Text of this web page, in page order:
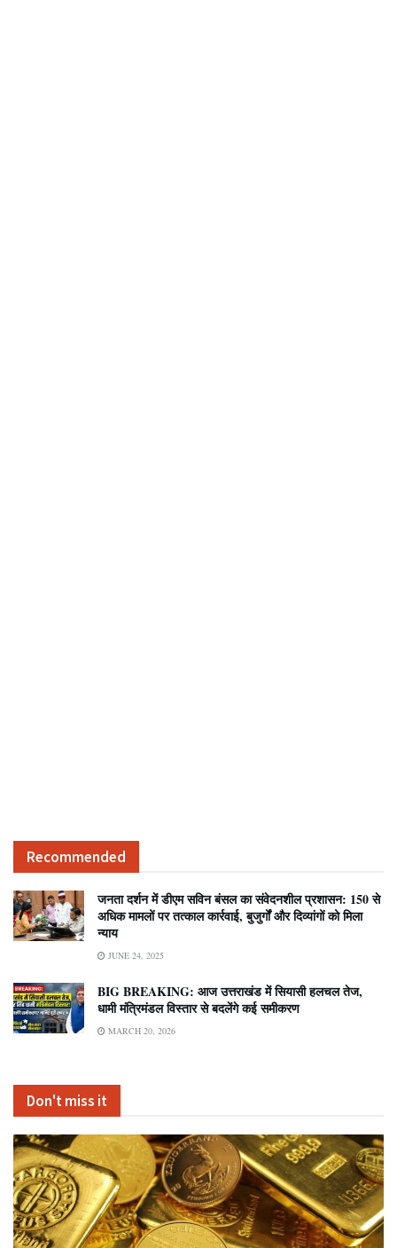
Recommended
जनता दर्शन में डीएम सविन बंसल का संवेदनशील प्रशासन: 150 से
अधिक मामलों पर तत्काल कार्रवाई, बुजुर्गों और दिव्यांगों को मिला
न्याय
JUNE 24, 2025
BIG BREAKING: आज उत्तराखंड में सियासी हलचल तेज,
धामी मंत्रिमंडल विस्तार से बदलेंगे कई समीकरण
MARCH 20, 2026
Don't miss it